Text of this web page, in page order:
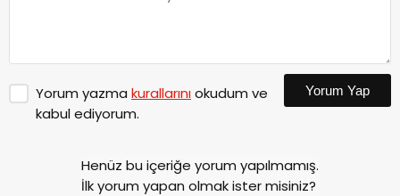
Yorum yazma kurallarınıokudum ve
kabul ediyorum.
Yorum Yap
Henüz bu içeriğe yorum yapılmamış.
İlk yorum yapan olmak ister misiniz?